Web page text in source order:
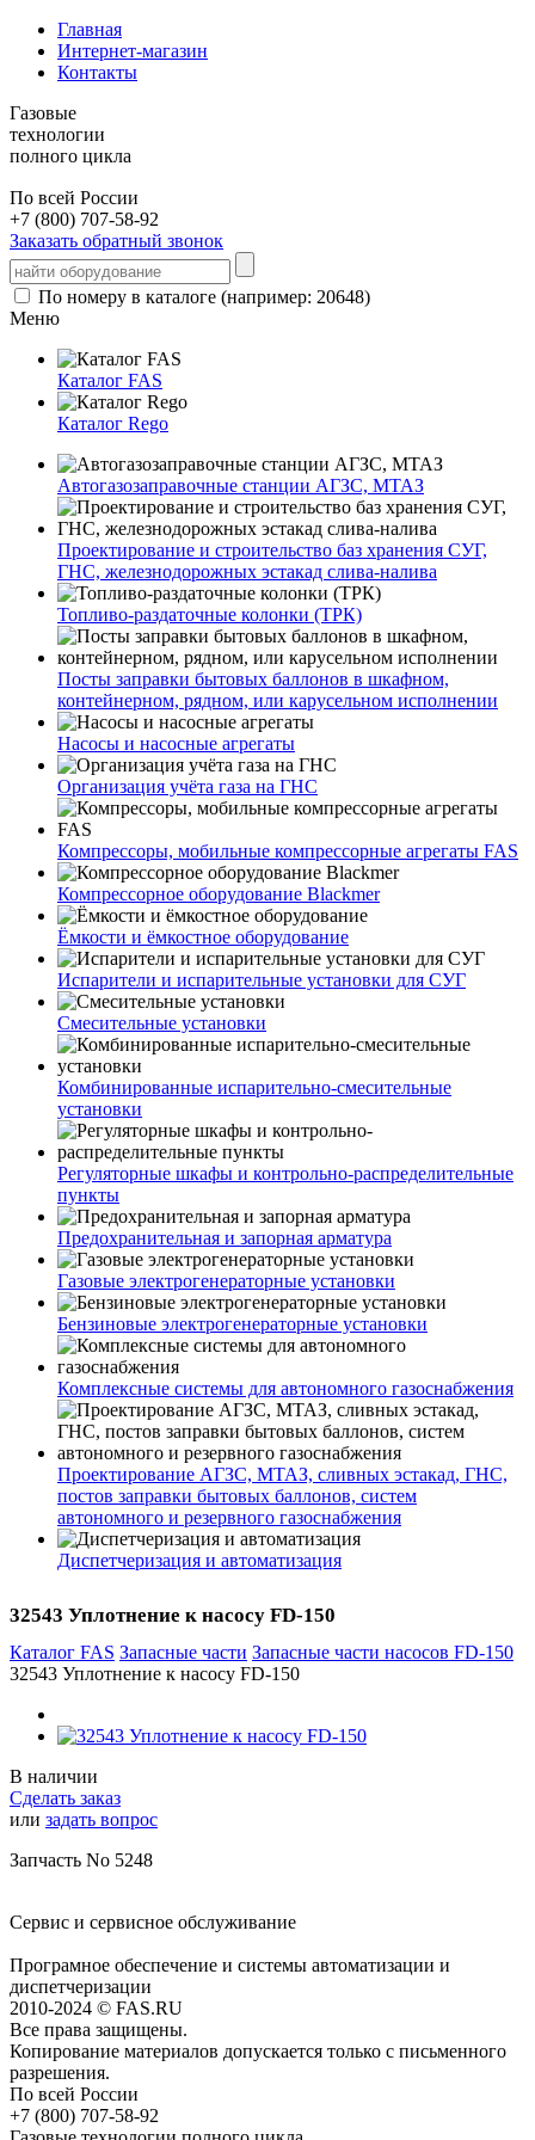
Главная
Интернет-магазин
Контакты
Газовые
технологии
полного цикла
По всей России
+7 (800) 707-58-92
Заказать обратный звонок
По номеру в каталоге (например: 20648)
Меню
Каталог FAS
Каталог Rego
Автогазозаправочные станции АГЗС, МТАЗ
Проектирование и строительство баз хранения СУГ,
ГНС, железнодорожных эстакад слива-налива
Топливо-раздаточные колонки (ТРК)
Посты заправки бытовых баллонов в шкафном,
контейнерном, рядном, или карусельном исполнении
Насосы и насосные агрегаты
Организация учёта газа на ГНС
Компрессоры, мобильные компрессорные агрегаты FAS
Компрессорное оборудование Blackmer
Ёмкости и ёмкостное оборудование
Испарители и испарительные установки для СУГ
Смесительные установки
Комбинированные испарительно-смесительные
установки
Регуляторные шкафы и контрольно-распределительные
пункты
Предохранительная и запорная арматура
Газовые электрогенераторные установки
Бензиновые электрогенераторные установки
Комплексные системы для автономного газоснабжения
Проектирование АГЗС, МТАЗ, сливных эстакад, ГНС,
постов заправки бытовых баллонов, систем
автономного и резервного газоснабжения
Диспетчеризация и автоматизация
32543 Уплотнение к насосу FD-150
Каталог FAS Запасные части Запасные части насосов FD-150
32543 Уплотнение к насосу FD-150
В наличии
Сделать заказ
или задать вопрос
Запчасть No 5248
Сервис и сервисное обслуживание
Програмное обеспечение и системы автоматизации и
диспетчеризации
2010-2024 © FAS.RU
Все права защищены.
Копирование материалов допускается только с письменного
разрешения.
По всей России
+7 (800) 707-58-92